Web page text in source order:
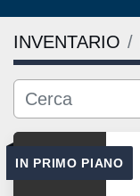
INVENTARIO
IN PRIMO PIANO